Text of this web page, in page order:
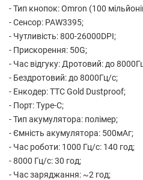
- Тип кнопок: Omron (100
- Сенсор: PAW3395;
- Чутливість: 800-26000DPI;
- Прискорення: 50G;
- Час відгуку: Дротовий: до
- Бездротовий: до 8000Гц/с;
- Енкодер: TTC Gold Dustproof;
- Порт: Type-C;
- Тип акумулятора: полімер;
- Ємність акумулятора: 500мАг;
- Час роботи: 1000 Гц/с: 140 год;
- 8000 Гц/с: 30 год;
- Час заряджання: ~2 год;